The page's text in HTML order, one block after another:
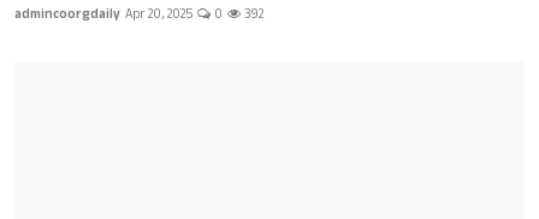
admincoorgdaily Apr 20, 2025 0 392